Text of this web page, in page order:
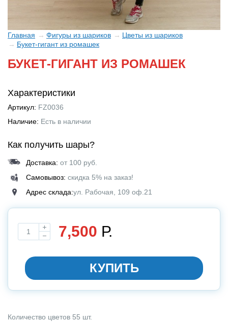
Главная Фигуры из шариков
Цветы из шариков
Букет-гигант из ромашек
БУКЕТ-ГИГАНТ ИЗ РОМАШЕК
Характеристики
Артикул: FZ0036
Наличие: Есть в наличии
Как получить шары?
Доставка: от 100 руб.
Самовывоз: скидка 5% на заказ!
Адрес склада:ул. Рабочая, 109 оф.21
7,500 Р.
КУПИТЬ
Количество цветов 55 шт.